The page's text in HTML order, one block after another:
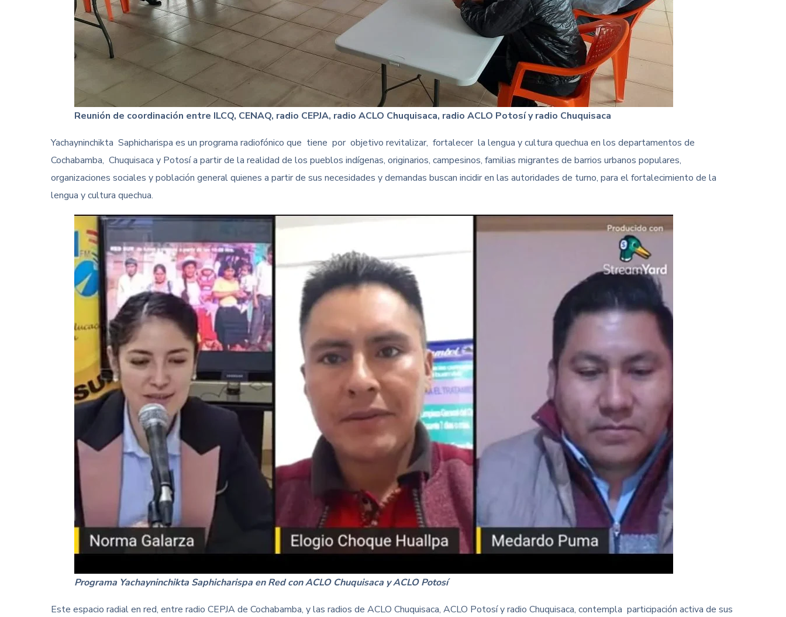
Reunión de coordinación entre ILCQ, CENAQ, radio CEPJA, radio ACLO Chuquisaca, radio ACLO Potosí y radio Chuquisaca
Yachayninchikta Saphicharispa es un programa radiofónico que tiene por objetivo revitalizar, fortalecer la lengua y cultura quechua en los departamentos de
Cochabamba, Chuquisaca y Potosí a partir de la realidad de los pueblos indígenas, originarios, campesinos, familias migrantes de barrios urbanos populares,
organizaciones sociales y población general quienes a partir de sus necesidades y demandas buscan incidir en las autoridades de turno, para el fortalecimiento de la
lengua y cultura quechua.
Programa Yachayninchikta Saphicharispa en Red con ACLO Chuquisaca y ACLO Potosí
Este espacio radial en red, entre radio CEPJA de Cochabamba, y las radios de ACLO Chuquisaca, ACLO Potosí y radio Chuquisaca, contempla participación activa de sus